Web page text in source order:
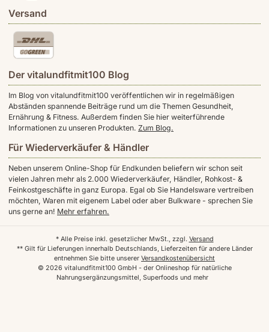
Versand
Der vitalundfitmit100 Blog
Im Blog von vitalundfitmit100 veröffentlichen wir in regelmäßigen
Abständen spannende Beiträge rund um die Themen Gesundheit,
Ernährung & Fitness. Außerdem finden Sie hier weiterführende
Informationen zu unseren Produkten. Zum Blog.
Für Wiederverkäufer & Händler
Neben unserem Online-Shop für Endkunden beliefern wir schon seit
vielen Jahren mehr als 2.000 Wiederverkäufer, Händler, Rohkost- &
Feinkostgeschäfte in ganz Europa. Egal ob Sie Handelsware vertreiben
möchten, Waren mit eigenem Label oder aber Bulkware - sprechen Sie
uns gerne an! Mehr erfahren.
© 2026 vitalundfitmit100 GmbH - der Onlineshop für natürliche
Nahrungsergänzungsmittel, Superfoods und mehr
* Alle Preise inkl. gesetzlicher MwSt., zzgl. Versand
** Gilt für Lieferungen innerhalb Deutschlands, Lieferzeiten für andere Länder
entnehmen Sie bitte unserer Versandkostenübersicht